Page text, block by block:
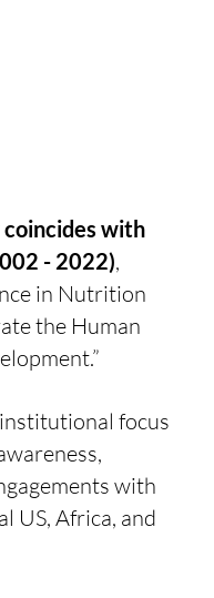
coincides with
- 2022),
in Nutrition
the Human
focus
with
US, Africa, and